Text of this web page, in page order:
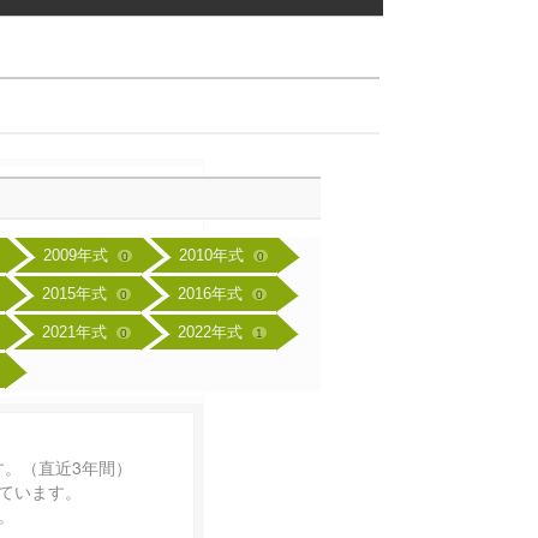
2009年式 0 2010年式 0
2015年式 0 2016年式 0
2021年式 0 2022年式 1
（直近3年間）
います。